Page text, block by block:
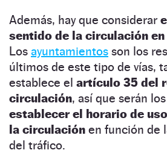
Además, hay que considerar
sentido de la circulación en
Los ayuntamientos son los
últimos de este tipo de vías,
establece el artículo 35 del
circulación, así que serán
establecer el horario de
la circulación en función de
del tráfico.